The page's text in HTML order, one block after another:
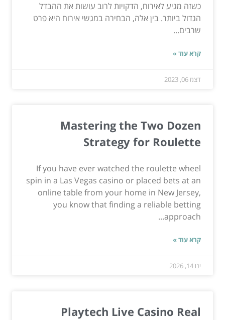
כשזה מגיע לאירוח, הדקויות לרוב עושות את ההבדל
הגדול ביותר. בין אלה, הבחירה במגשי אירוח היא פרט
שרבים...
קרא עוד »
דצמ 06, 2023
Mastering the Two Dozen
Strategy for Roulette
If you have ever watched the roulette wheel
spin in a Las Vegas casino or placed bets at an
online table from your home in New Jersey,
you know that finding a reliable betting
approach...
קרא עוד »
ינו 14, 2026
Playtech Live Casino Real